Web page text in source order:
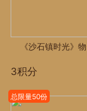
《沙石镇时光》
3积分
总限量50份